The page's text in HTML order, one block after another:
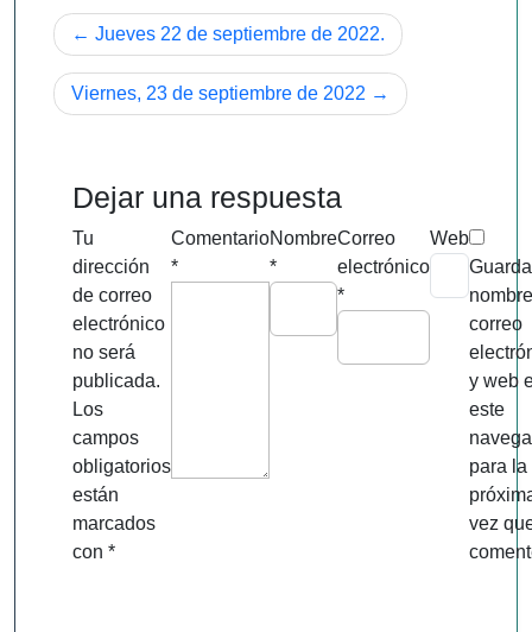
Navegación
de
entradas
Jueves 22 de septiembre de 2022.
Viernes, 23 de septiembre de 2022
Dejar una respuesta
Tu
dirección
de correo
electrónico
no será
publicada.
Los
campos
obligatorios
están
marcados
con *
Comentario
*
Nombre
*
Correo
electrónico
*
Web
correo
y web
este
para la
vez